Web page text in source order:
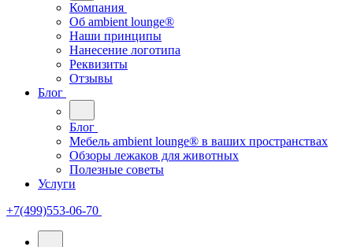
Компания
Oб ambient lounge®
Наши принципы
Нанесение логотипа
Реквизиты
Отзывы
Блог
Блог
Мебель ambient lounge® в ваших пространствах
Обзоры лежаков для животных
Полезные советы
Услуги
+7(499)553-06-70